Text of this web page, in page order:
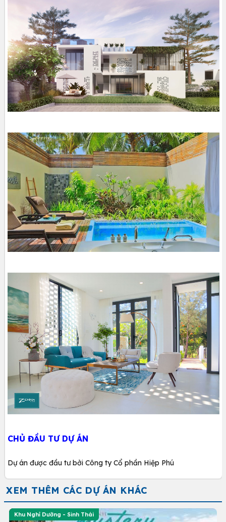
CHỦ ĐẦU TƯ DỰ ÁN
Dự án được đầu tư bởi Công ty Cổ phần Hiệp Phú
XEM THÊM CÁC DỰ ÁN KHÁC
Khu Nghỉ Dưỡng - Sinh Thái